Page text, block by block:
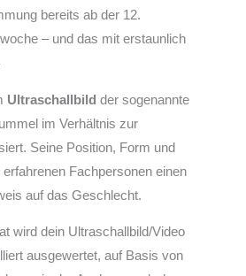
bereits ab der 12.
– und das mit erstaunlich
Ultraschallbild der sogenannte
im Verhältnis zur
Seine Position, Form und
Fachpersonen einen
auf das Geschlecht.
wird dein Ultraschallbild/Video
ausgewertet, auf Basis von